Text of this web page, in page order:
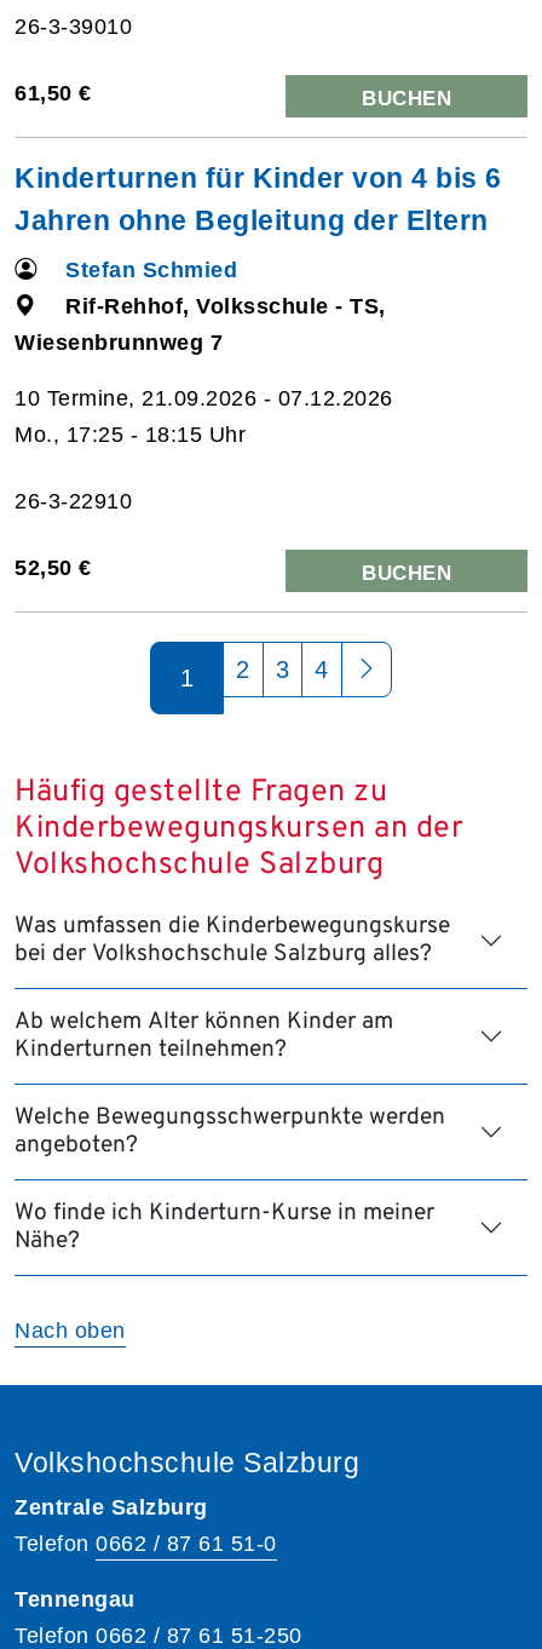
26-3-39010
61,50 € BUCHEN
Kinderturnen für Kinder von 4 bis 6
Jahren ohne Begleitung der Eltern
Stefan Schmied
Rif-Rehhof, Volksschule - TS,
Wiesenbrunnweg 7
10 Termine, 21.09.2026 - 07.12.2026
Mo., 17:25 - 18:15 Uhr
26-3-22910
52,50 € BUCHEN
1 2 3 4
Häufig gestellte Fragen zu
Kinderbewegungskursen an der
Volkshochschule Salzburg
Was umfassen die Kinderbewegungskurse
bei der Volkshochschule Salzburg alles?
Ab welchem Alter können Kinder am
Kinderturnen teilnehmen?
Welche Bewegungsschwerpunkte werden
angeboten?
Wo finde ich Kinderturn-Kurse in meiner
Nähe?
Nach oben
Volkshochschule Salzburg
Zentrale Salzburg
Telefon 0662 / 87 61 51-0
Tennengau
Telefon 0662 / 87 61 51-250